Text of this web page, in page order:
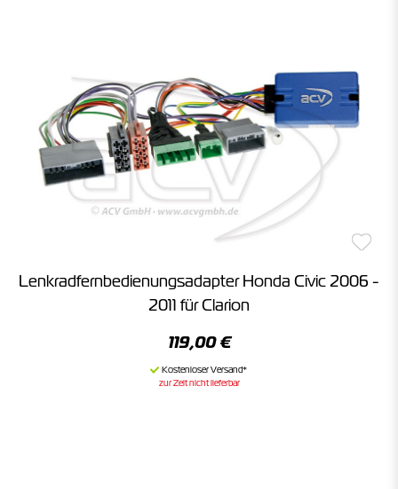
Lenkradfernbedienungsadapter Honda Civic 2006 -
2011 für Clarion
119,00 €
zur Zeit nicht lieferbar